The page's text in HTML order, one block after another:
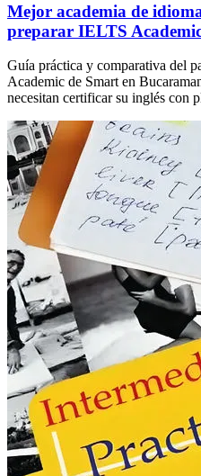
Mejor academia de
preparar IELTS
Guía práctica y comparativa del
Academic de Smart en
necesitan certificar su inglés con